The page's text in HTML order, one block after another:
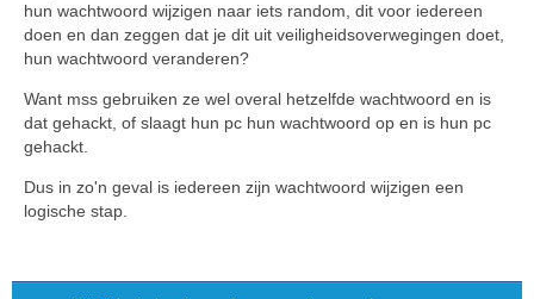
hun wachtwoord wijzigen naar iets random, dit voor iedereen
doen en dan zeggen dat je dit uit veiligheidsoverwegingen doet,
hun wachtwoord veranderen?
Want mss gebruiken ze wel overal hetzelfde wachtwoord en is
dat gehackt, of slaagt hun pc hun wachtwoord op en is hun pc
gehackt.
Dus in zo'n geval is iedereen zijn wachtwoord wijzigen een
logische stap.